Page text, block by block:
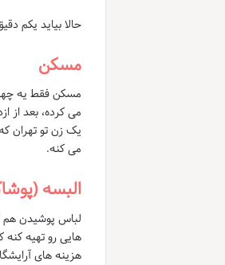
حالا بیاید یکم
مسکن
مسکن فقط یه
می کرده، بعد از
یک زن تو تهران
می کنه.
البسه
لباس پوشیدن هم
هایی رو تهیه
هزینه های